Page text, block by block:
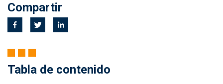
Compartir
Tabla de contenido